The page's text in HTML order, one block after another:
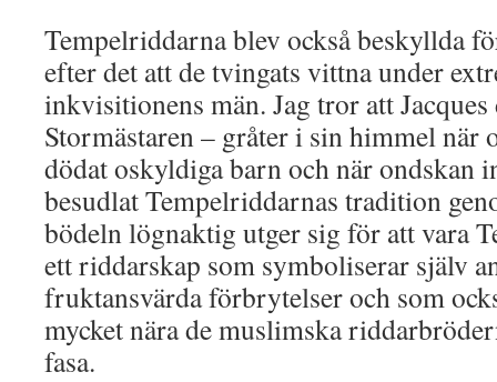
Tempelriddarna blev också beskyllda
efter det att de tvingats vittna under
inkvisitionens män. Jag tror att
Stormästaren – gråter i sin himmel när
dödat oskyldiga barn och när ondskan
besudlat Tempelriddarnas tradition
bödeln lögnaktig utger sig för att vara
ett riddarskap som symboliserar själv
fruktansvärda förbrytelser och som
mycket nära de muslimska
fasa.